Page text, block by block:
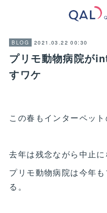
BLOG 2021.03.22 00:30
プリモ動物病院が
すワケ
この春もインターペット
去年は残念ながら中止に
プリモ動物病院は今年
る。